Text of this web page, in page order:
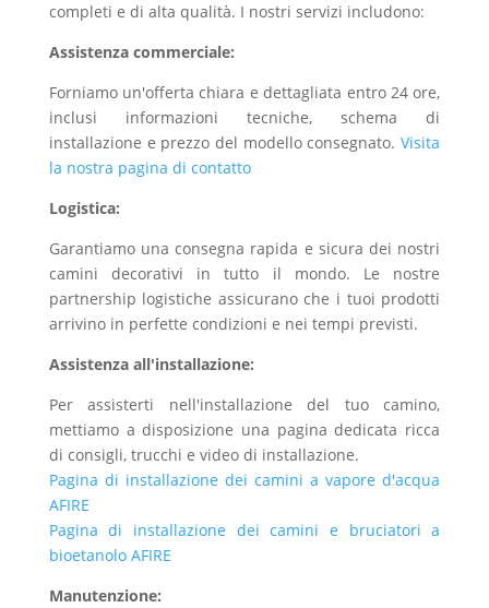
completi e di alta qualità. I nostri servizi includono:
Assistenza commerciale:
Forniamo un'offerta chiara e dettagliata entro 24 ore,
inclusi informazioni tecniche, schema di
installazione e prezzo del modello consegnato.Visita
la nostra pagina di contatto
Logistica:
Garantiamo una consegna rapida e sicura dei nostri
camini decorativi in tutto il mondo. Le nostre
partnership logistiche assicurano che i tuoi prodotti
arrivino in perfette condizioni e nei tempi previsti.
Assistenza all'installazione:
Per assisterti nell'installazione del tuo camino,
mettiamo a disposizione una pagina dedicata ricca
di consigli, trucchi e video di installazione.
Pagina di installazione dei camini a vapore d'acqua
AFIRE
Pagina di installazione dei camini e bruciatori a
bioetanolo AFIRE
Manutenzione: